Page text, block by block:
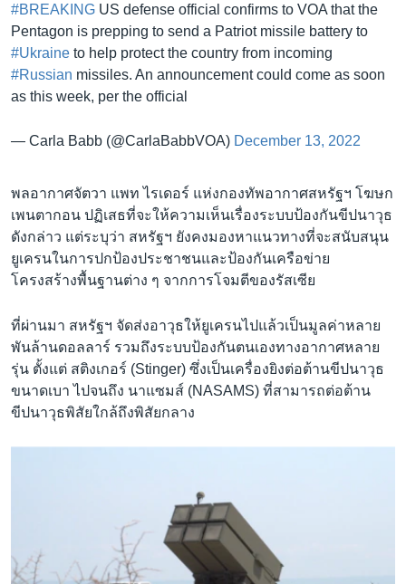
#BREAKING US defense official confirms to VOA that the
Pentagon is prepping to send a Patriot missile battery to
#Ukraine to help protect the country from incoming
#Russian missiles. An announcement could come as soon
as this week, per the official
— Carla Babb (@CarlaBabbVOA) December 13, 2022
พลอากาศจัตวา แพท ไรเดอร์ แห่งกองทัพอากาศสหรัฐฯ โฆษก
เพนตากอน ปฏิเสธที่จะให้ความเห็นเรื่องระบบป้องกันขีปนาวุธ
ดังกล่าว แต่ระบุว่า สหรัฐฯ ยังคงมองหาแนวทางที่จะสนับสนุน
ยูเครนในการปกป้องประชาชนและป้องกันเครือข่าย
โครงสร้างพื้นฐานต่าง ๆ จากการโจมตีของรัสเซีย
ที่ผ่านมา สหรัฐฯ จัดส่งอาวุธให้ยูเครนไปแล้วเป็นมูลค่าหลาย
พันล้านดอลลาร์ รวมถึงระบบป้องกันตนเองทางอากาศหลาย
รุ่น ตั้งแต่ สติงเกอร์ (Stinger) ซึ่งเป็นเครื่องยิงต่อต้านขีปนาวุธ
ขนาดเบา ไปจนถึง นาแซมส์ (NASAMS) ที่สามารถต่อต้าน
ขีปนาวุธพิสัยใกล้ถึงพิสัยกลาง